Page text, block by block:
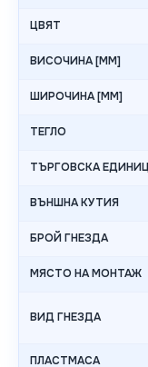
ЦВЯТ
ВИСОЧИНА [MM]
ШИРОЧИНА [MM]
ТЕГЛО
ТЪРГОВСКА
ВЪНШНА КУТИЯ
БРОЙ ГНЕЗДА
МЯСТО НА МОНТАЖ
ВИД ГНЕЗДА
ПЛАСТМАСА